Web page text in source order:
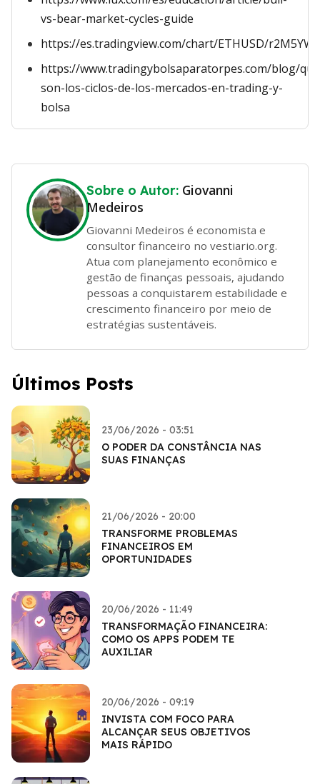
vs-bear-market-cycles-guide
https://es.tradingview.com/chart/ETHUSD/
https://www.tradingybolsaparatorpes.com/blog/
son-los-ciclos-de-los-mercados-en-trading-y-
bolsa
Sobre o Autor: Giovanni
Medeiros
Giovanni Medeiros é economista e
consultor financeiro no vestiario.org.
Atua com planejamento econômico e
gestão de finanças pessoais, ajudando
pessoas a conquistarem estabilidade e
crescimento financeiro por meio de
estratégias sustentáveis.
Últimos Posts
23/06/2026 - 03:51
O PODER DA CONSTÂNCIA NAS
SUAS FINANÇAS
21/06/2026 - 20:00
TRANSFORME PROBLEMAS
FINANCEIROS EM
OPORTUNIDADES
20/06/2026 - 11:49
TRANSFORMAÇÃO FINANCEIRA:
COMO OS APPS PODEM TE
AUXILIAR
20/06/2026 - 09:19
INVISTA COM FOCO PARA
ALCANÇAR SEUS OBJETIVOS
MAIS RÁPIDO